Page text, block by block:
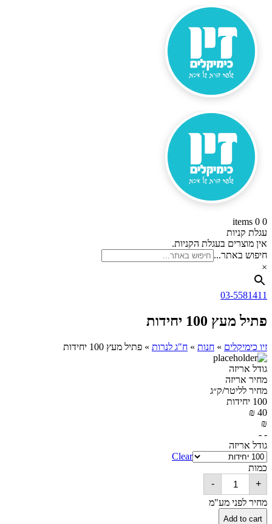
כימקילים
0
0 items
עגלת קניות
אין מוצרים בעגלת הקניות.
חיפוש באתר...
×
03-5581411
פתיל מעץ 100 יחידות
זיו כימיקלים » חנות » ח"ג לנרות » פתיל מעץ 100 יחידות
גודל אריזה
מחיר אריזה
מחיר לליטר/ק״ג
100 יחידות
40
₪
₪
- -
גודל אריזה
Clear
כמות
-
פתיל
מעץ
100
יחידות
quantity
+
מחיר לפני מע"מ
Add to cart